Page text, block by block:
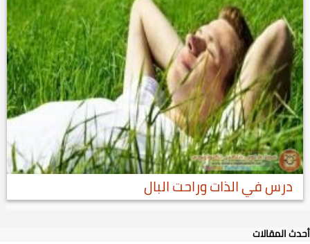
درس في الذات وراحت البال
أحدث المقالات